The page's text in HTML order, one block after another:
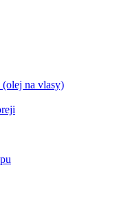
na vlasy)